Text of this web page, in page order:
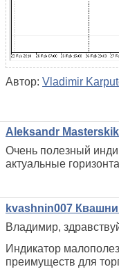
Автор: Vladimir
Aleksandr
Очень полезный
актуальные
kvashnin007
Владимир,
Индикатор
преимуществ для